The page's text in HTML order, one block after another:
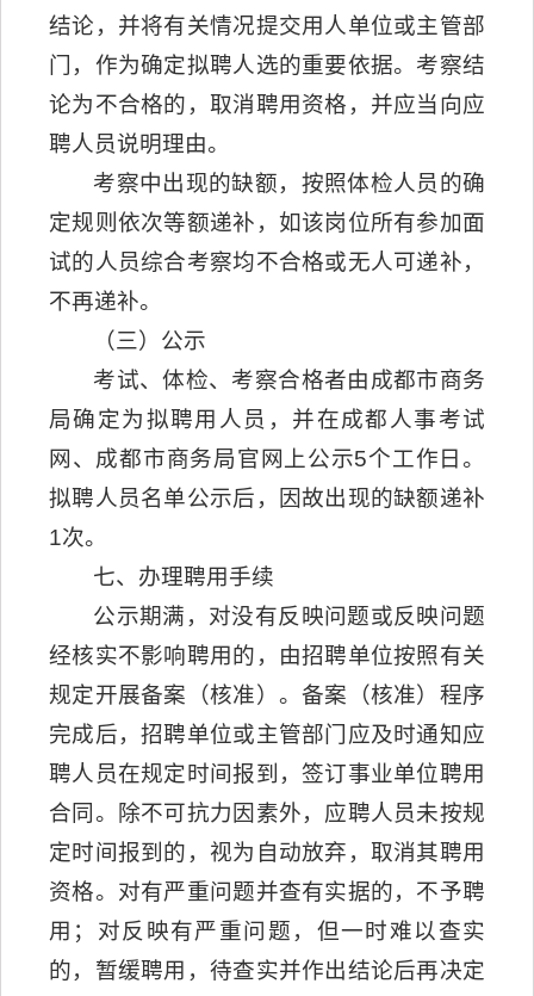
结论，并将有关情况提交用人单位或主管部
门，作为确定拟聘人选的重要依据。考察结
论为不合格的，取消聘用资格，并应当向应
聘人员说明理由。
考察中出现的缺额，按照体检人员的确
定规则依次等额递补，如该岗位所有参加面
试的人员综合考察均不合格或无人可递补，
不再递补。
（三）公示
考试、体检、考察合格者由成都市商务
局确定为拟聘用人员，并在成都人事考试
网、成都市商务局官网上公示5个工作日。
拟聘人员名单公示后，因故出现的缺额递补
1次。
七、办理聘用手续
公示期满，对没有反映问题或反映问题
经核实不影响聘用的，由招聘单位按照有关
规定开展备案（核准）。备案（核准）程序
完成后，招聘单位或主管部门应及时通知应
聘人员在规定时间报到，签订事业单位聘用
合同。除不可抗力因素外，应聘人员未按规
定时间报到的，视为自动放弃，取消其聘用
资格。对有严重问题并查有实据的，不予聘
用；对反映有严重问题，但一时难以查实
的，暂缓聘用，待查实并作出结论后再决定